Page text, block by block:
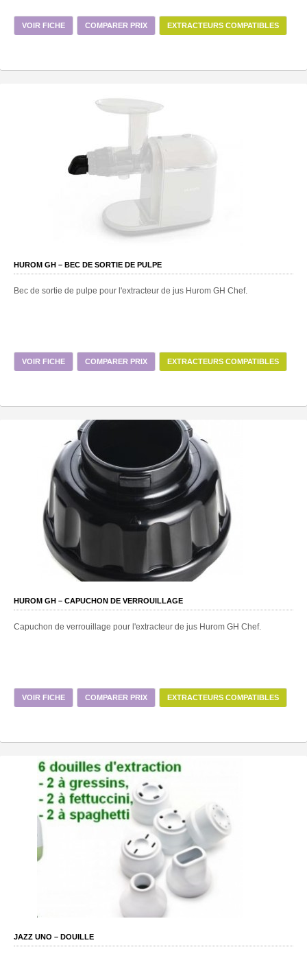
VOIR FICHE COMPARER PRIX EXTRACTEURS COMPATIBLES
HUROM GH – BEC DE SORTIE DE PULPE
Bec de sortie de pulpe pour l'extracteur de jus Hurom GH Chef.
VOIR FICHE COMPARER PRIX EXTRACTEURS COMPATIBLES
HUROM GH – CAPUCHON DE VERROUILLAGE
Capuchon de verrouillage pour l'extracteur de jus Hurom GH Chef.
VOIR FICHE COMPARER PRIX EXTRACTEURS COMPATIBLES
JAZZ UNO – DOUILLE